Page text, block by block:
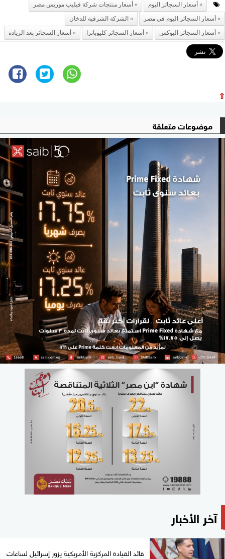
أسعار السجائر اليوم
أسعار منتجات شركة فيليب موريس مصر
أسعار السجائر اليوم في مصر
الشركة الشرقية للدخان
أسعار السجائر البوكس
أسعار السجائر كليوباترا أسعار السجائر بعد الزيادة
⇧
موضوعات متعلقة
آخر الأخبار
قائد القيادة المركزية الأمريكية يزور إسرائيل لساعات